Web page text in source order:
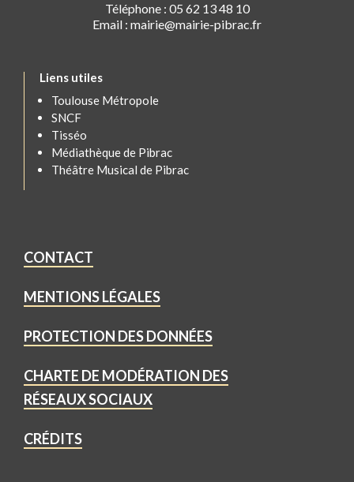
Téléphone : 05 62 13 48 10
Email : mairie@mairie-pibrac.fr
Liens utiles
Toulouse Métropole
SNCF
Tisséo
Médiathèque de Pibrac
Théâtre Musical de Pibrac
CONTACT
MENTIONS LÉGALES
PROTECTION DES DONNÉES
CHARTE DE MODÉRATION DES
RÉSEAUX SOCIAUX
CRÉDITS